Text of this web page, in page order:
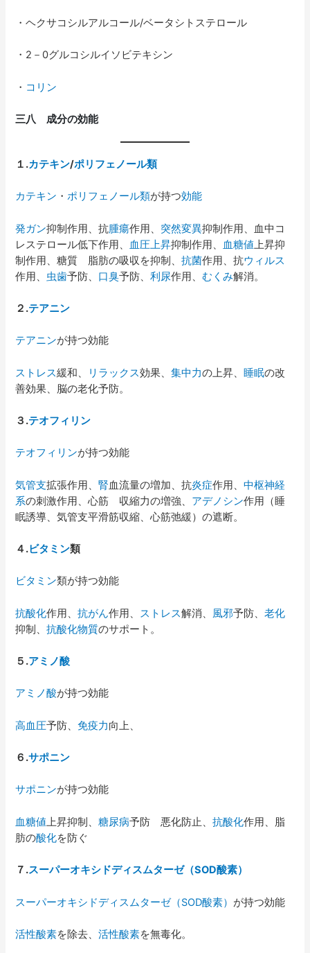
・ヘクサコシルアルコール/ベータシトステロール
・2－0グルコシルイソビテキシン
・ コリン
三八 成分の効能
１ .カテキン/ポリフェノール類
カテキン ・ポリフェノール類が持つ効能
発ガン抑制作用、抗腫瘍作用、 突然変異抑制作用、血中コ
レステロール低下作用、 血圧上昇抑制作用、 血糖値上昇抑
制作用、糖質 脂肪の吸収を抑制、抗菌作用、抗ウィルス
作用、 虫歯予防、 口臭予防、利尿作用、むくみ解消。
２ .テアニン
テアニンが持つ効能
ストレス緩和、 リラックス効果、集中力の上昇、睡眠の改
善効果、脳の老化予防。
３ .テオフィリン
テオフィリンが持つ効能
気管支拡張作用、腎血流量の増加、抗炎症作用、中枢神経
系の刺激作用、心筋 収縮力の増強、 アデノシン作用（睡
眠誘導、気管支平滑筋収縮、心筋弛緩）の遮断。
４ .ビタミン類
ビタミン類が持つ効能
抗酸化作用、抗がん作用、 ストレス解消、 風邪予防、老化
抑制、抗酸化物質のサポート。
５ .アミノ酸
アミノ酸が持つ効能
高血圧予防、免疫力向上、
６ .サポニン
サポニンが持つ効能
血糖値上昇抑制、糖尿病予防 悪化防止、抗酸化作用、脂
肪の酸化を防ぐ
７ .スーパーオキシドディスムターゼ（SOD酸素）
スーパーオキシドディスムターゼ（SOD酸素） が持つ効能
活性酸素を除去、活性酸素を無毒化。